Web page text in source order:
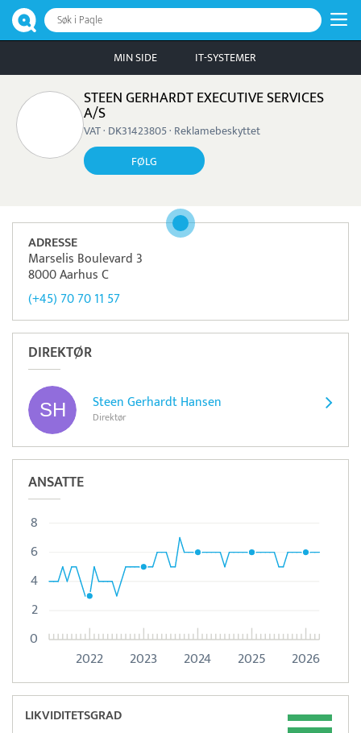
Søk i Paqle
MIN SIDE IT-SYSTEMER
STEEN GERHARDT EXECUTIVE SERVICES
A/S
VAT · DK31423805 · Reklamebeskyttet
FØLG
ADRESSE
Marselis Boulevard 3
8000 Aarhus C
(+45) 70 70 11 57
DIREKTØR
Steen Gerhardt Hansen
Direktør
ANSATTE
2022 2023 2024 2025 2026
0
2
4
6
8
LIKVIDITETSGRAD